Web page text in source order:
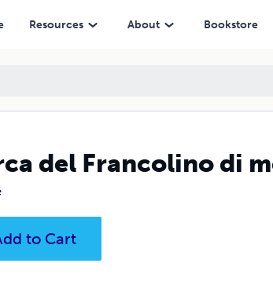
Resources About Bookstore
del Francolino di
to Cart